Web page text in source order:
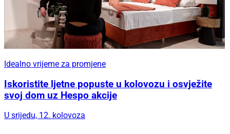
Idealno vrijeme za promjene
Iskoristite ljetne popuste u kolovozu i osvježite
svoj dom uz Hespo akcije
U srijedu, 12. kolovoza